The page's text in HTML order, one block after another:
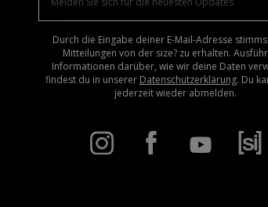
Durch die Eingabe deiner E-Mail-Adresse
Mitteilungen von der size? zu erhalten.
Informationen darüber, wie wir deine Daten
findest du in unserer Datenschutzerklärung. Du
jederzeit wieder abmelden.